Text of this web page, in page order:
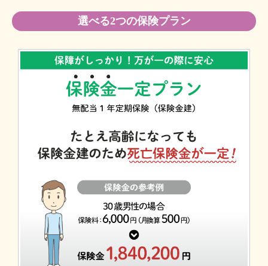
選べる2つの保険プラン